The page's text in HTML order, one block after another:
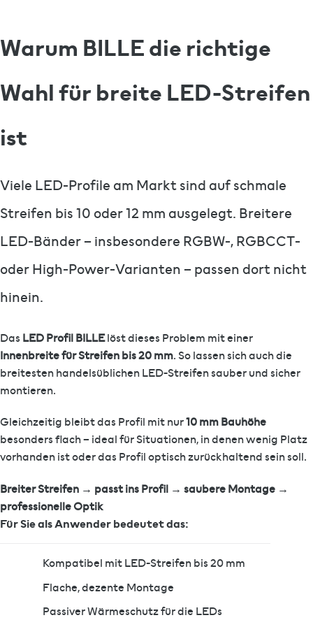
Warum BILLE die richtige
Wahl für breite LED-Streifen
ist
Viele LED-Profile am Markt sind auf schmale
Streifen bis 10 oder 12 mm ausgelegt. Breitere
LED-Bänder – insbesondere RGBW-, RGBCCT-
oder High-Power-Varianten – passen dort nicht
hinein.
Das LED Profil BILLElöst dieses Problem mit einer
Innenbreite für Streifen bis 20 mm. So lassen sich auch die
breitesten handelsüblichen LED-Streifen sauber und sicher
montieren.
Gleichzeitig bleibt das Profil mit nur10 mm Bauhöhe
besonders flach – ideal für Situationen, in denen wenig Platz
vorhanden ist oder das Profil optisch zurückhaltend sein soll.
Breiter Streifen → passt ins Profil → saubere Montage →
professionelle Optik
Für Sie als Anwender bedeutet das:
Kompatibel mit LED-Streifen bis 20 mm
Flache, dezente Montage
Passiver Wärmeschutz für die LEDs